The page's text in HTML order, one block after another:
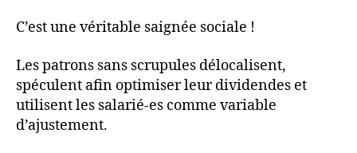
C’est une véritable saignée sociale !
Les patrons sans scrupules délocalisent,
spéculent afin optimiser leur dividendes et
utilisent les salarié-es comme variable
d’ajustement.